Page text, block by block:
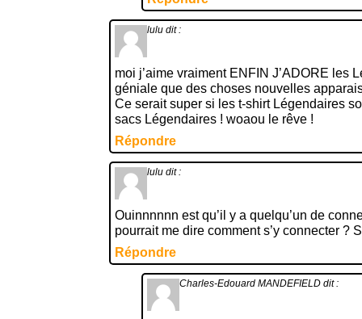
lulu dit :
moi j’aime vraiment ENFIN J’ADORE les
géniale que des choses nouvelles
Ce serait super si les t-shirt Légendaires
sacs Légendaires ! woaou le rêve !
Répondre
lulu dit :
Ouinnnnnn est qu’il y a quelqu’un de
pourrait me dire comment s’y connecter ?
Répondre
Charles-Edouard MANDEFIELD dit :